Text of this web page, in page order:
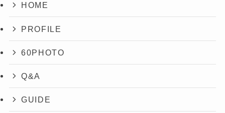
HOME
PROFILE
60PHOTO
Q&A
GUIDE